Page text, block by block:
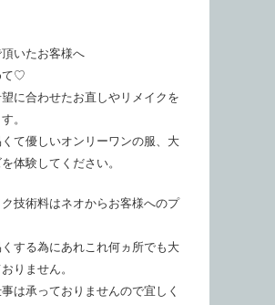
いたお客様へ
て♡
に合わせたお直しやリメイクを
。
て優しいオンリーワンの服、大
体験してください。
技術料はネオからお客様へのプ
する為にあれこれ何ヵ所でも大
りません。
は承っておりませんので宜しく